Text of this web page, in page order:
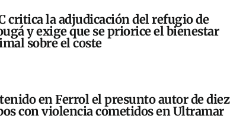
critica la adjudicación del refugio de
y exige que se priorice el bienestar
sobre el coste
en Ferrol el presunto autor de diez
con violencia cometidos en Ultramar